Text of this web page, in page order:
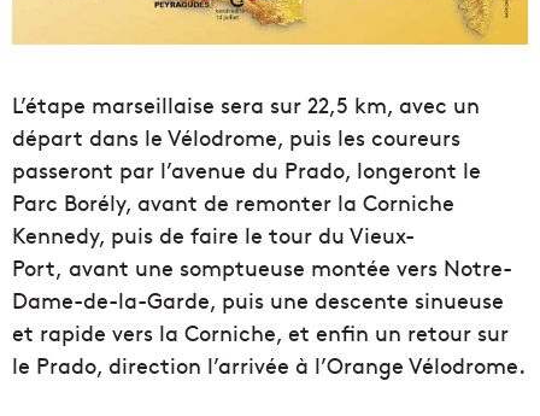
L’étape marseillaise sera sur 22,5 km, avec un
départ dans le Vélodrome, puis les coureurs
passeront par l’avenue du Prado, longeront le
Parc Borély, avant de remonter la Corniche
Kennedy, puis de faire le tour du Vieux-
Port, avant une somptueuse montée vers Notre-
Dame-de-la-Garde, puis une descente sinueuse
et rapide vers la Corniche, et enfin un retour sur
le Prado, direction l’arrivée à l’Orange Vélodrome.